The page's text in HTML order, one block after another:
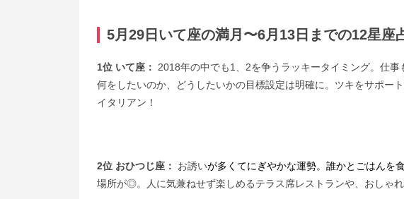
5月29日いて座の満月〜6月13日までの12星座
1位 いて座：
2018年の中でも1、2を争うラッキータイミング。仕事
何をしたいのか、どうしたいかの目標設定は明確に。ツキをサポー
イタリアン！
2位 おひつじ座： お誘いが多くてにぎやかな運勢。誰かとごはんを
場所が◎。人に気兼ねせず楽しめるテラス席レストランや、おしゃ